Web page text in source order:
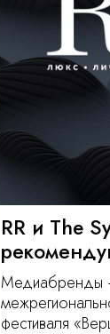
RR и The
Медиабренды
фестиваля